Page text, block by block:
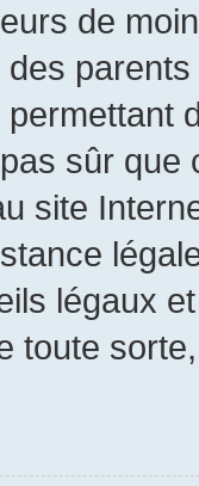
de
des parents
sûr
site
légaux
toute